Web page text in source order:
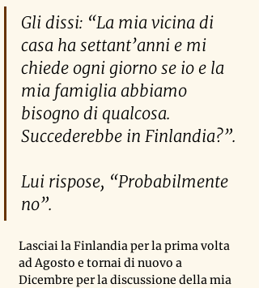
Gli dissi: “La mia vicina di
casa ha settant’anni e mi
chiede ogni giorno se io e la
mia famiglia abbiamo
bisogno di qualcosa.
Succederebbe in Finlandia?”.
Lui rispose, “Probabilmente
no”.
Lasciai la Finlandia per la prima volta
ad Agosto e tornai di nuovo a
Dicembre per la discussione della mia